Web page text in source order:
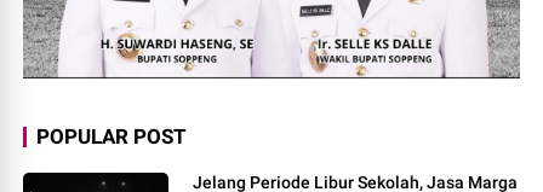
POPULAR POST
Jelang Periode Libur Sekolah, Jasa Marga